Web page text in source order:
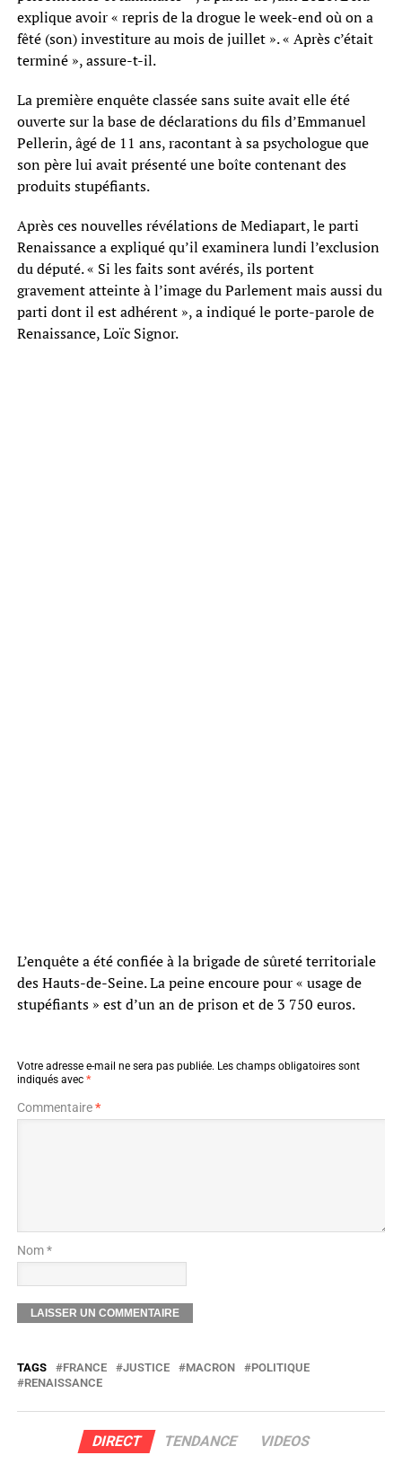
explique avoir « repris de la drogue le week-end où on a
fêté (son) investiture au mois de juillet ». « Après c’était
terminé », assure-t-il.
La première enquête classée sans suite avait elle été
ouverte sur la base de déclarations du fils d’Emmanuel
Pellerin, âgé de 11 ans, racontant à sa psychologue que
son père lui avait présenté une boîte contenant des
produits stupéfiants.
Après ces nouvelles révélations de Mediapart, le parti
Renaissance a expliqué qu’il examinera lundi l’exclusion
du député. « Si les faits sont avérés, ils portent
gravement atteinte à l’image du Parlement mais aussi du
parti dont il est adhérent », a indiqué le porte-parole de
Renaissance, Loïc Signor.
L’enquête a été confiée à la brigade de sûreté territoriale
des Hauts-de-Seine. La peine encoure pour « usage de
stupéfiants » est d’un an de prison et de 3 750 euros.
Votre adresse e-mail ne sera pas publiée. Les champs obligatoires sont
indiqués avec *
Commentaire*
Nom *
TAGS FRANCE JUSTICE MACRON
POLITIQUE
RENAISSANCE
DIRECT TENDANCE VIDEOS